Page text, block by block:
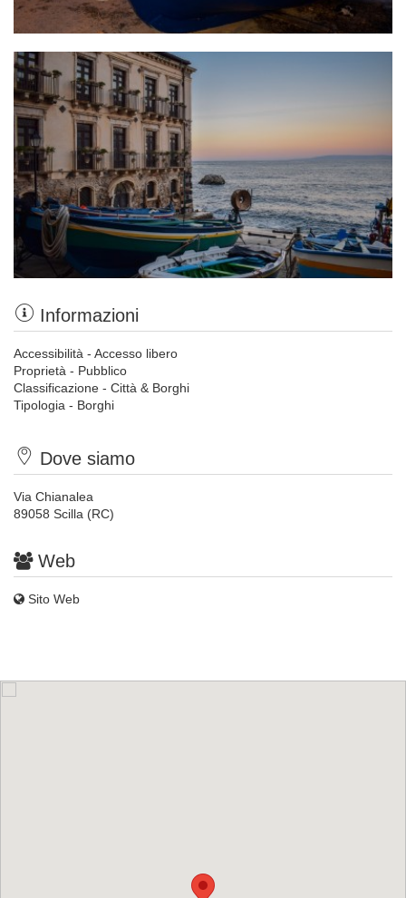
Informazioni
Accessibilità - Accesso libero
Proprietà - Pubblico
Classificazione - Città & Borghi
Tipologia - Borghi
Dove siamo
Via Chianalea
89058 Scilla (RC)
Web
Sito Web